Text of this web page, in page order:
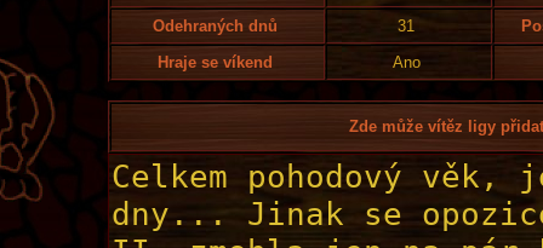
Odehraných dnů
31
Hraje se víkend
Ano
Zde může vítěz ligy